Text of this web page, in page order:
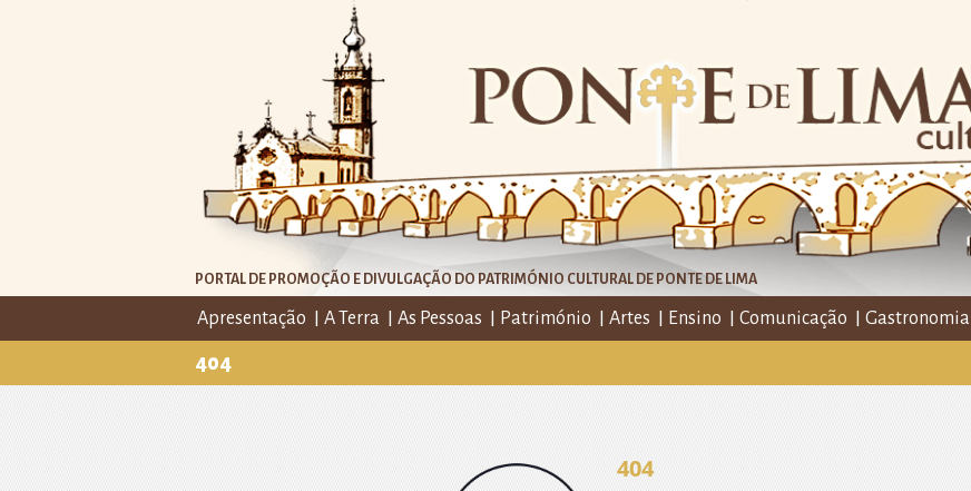
PORTAL DE PROMOÇÃO E DIVULGAÇÃO DO PATRIMÓNIO CULTURAL DE PONTE DE LIMA
Apresentação A Terra As Pessoas Património Artes Ensino Comunicação Gastronomia
404
404